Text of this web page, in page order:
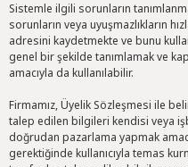
Sistemle ilgili sorunların
sorunların veya uyuşmazlıkların
adresini kaydetmekte ve bunu
genel bir şekilde tanımlamak ve
amacıyla da kullanılabilir.
Firmamız, Üyelik Sözleşmesi ile
talep edilen bilgileri kendisi veya
doğrudan pazarlama yapmak
gerektiğinde kullanıcıyla temas